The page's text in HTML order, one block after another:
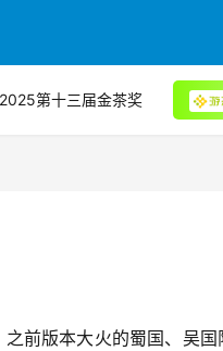
2025第十三届金茶奖
前版本大火的蜀国、吴